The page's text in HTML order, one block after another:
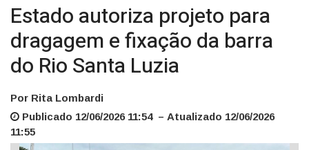
Estado autoriza projeto para
dragagem e fixação da barra
do Rio Santa Luzia
Por Rita Lombardi
Publicado 12/06/2026 11:54 – Atualizado 12/06/2026
11:55